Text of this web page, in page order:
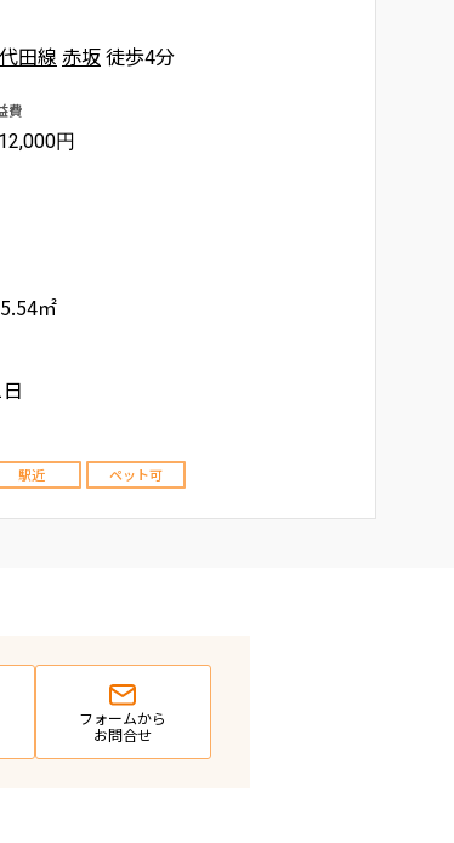
田線 赤坂徒歩4分
費
円
㎡
駅近 ペット可
フォームから
お問合せ